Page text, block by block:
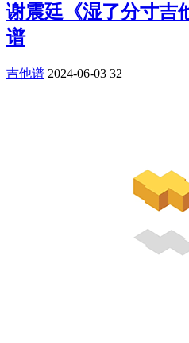
谢震廷《湿了分寸吉
谱
吉他谱 2024-06-03 32